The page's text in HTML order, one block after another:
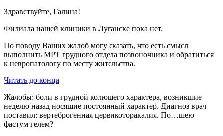
Здравствуйте, Галина!
Филиала нашей клиники в Луганске пока нет.
По поводу Ваших жалоб могу сказать, что есть смысл
выполнить МРТ грудного отдела позвоночника и обратиться
к невропатологу по месту жительства.
Читать до конца
Жалобы: боли в грудной колющего характера, возникшие
неделю назад носящие постоянный характер. Диагноз врач
поставил: вертеброгенная цервикоторакалия. По…шею
фастум гелем?